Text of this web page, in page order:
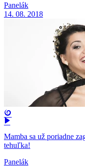
Panelák
14. 08. 2018
Mamba sa už poriadne
tehuľka!
Panelák